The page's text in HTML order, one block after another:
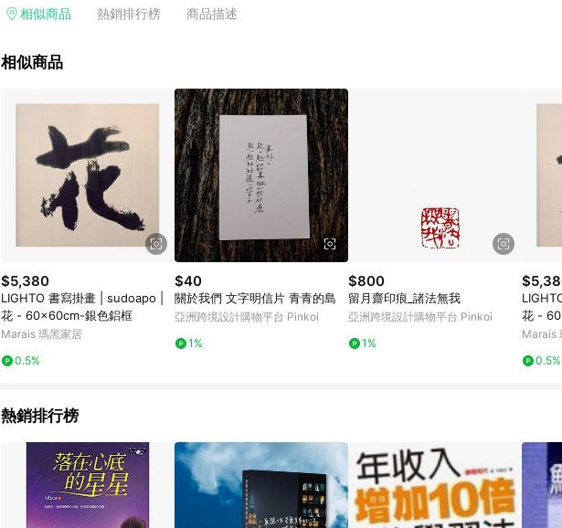
格，部分退款不在此限。 6. APP 請更新至Android v4.6.0 / iOS v4.1.5 以上才具贈點資格。 7. 點數將於出
使用規則請以點數紅包活動說明為準。 11. 若於 LINE 購物前往 Pinkoi 頁面後才首次下載 Pinkoi APP 並完
相似商品 熱銷排行榜 商品描述
相似商品
$5,380
LIGHTO 書寫掛畫 | sudoapo |
花 - 60x60cm-銀色鋁框
Marais 瑪黑家居
0.5%
$40
關於我們 文字明信片 青青的島
亞洲跨境設計購物平台 Pinkoi
1%
$800
留月齋印痕_諸法無我
亞洲跨境設計購物平台 Pinkoi
1%
LIGHTO 書寫掛畫 |
花 -
Marais
0.5%
熱銷排行榜